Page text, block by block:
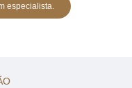
especialista.